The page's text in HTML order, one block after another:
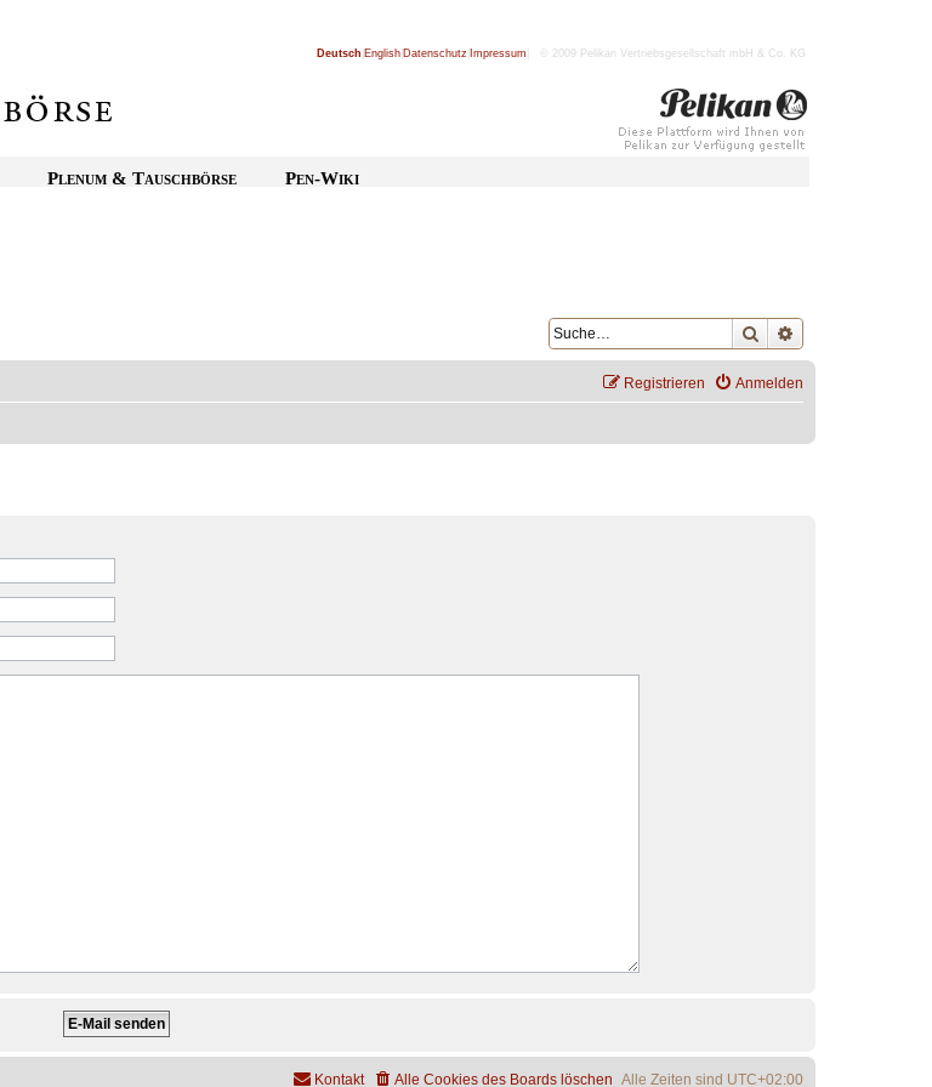
Deutsch English Datenschutz Impressum | © 2009 Pelikan Vertriebsgesellschaft mbH & Co. KG
Plenum & Tauschbörse Pen-Wiki
Suche
Anmelden
Registrieren
Alle Zeiten sind UTC+02:00
Alle Cookies des Boards löschen
Kontakt